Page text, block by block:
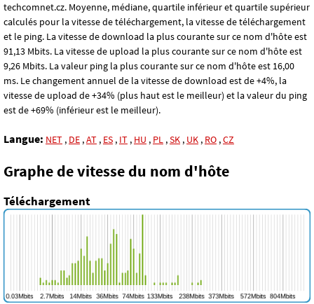
techcomnet.cz. Moyenne, médiane, quartile inférieur et quartile supérieur
calculés pour la vitesse de téléchargement, la vitesse de téléchargement
et le ping. La vitesse de download la plus courante sur ce nom d'hôte est
91,13 Mbits. La vitesse de upload la plus courante sur ce nom d'hôte est
9,26 Mbits. La valeur ping la plus courante sur ce nom d'hôte est 16,00
ms. Le changement annuel de la vitesse de download est de +4%, la
vitesse de upload de +34% (plus haut est le meilleur) et la valeur du ping
est de +69% (inférieur est le meilleur).
Langue: NET , DE ,AT , ES , IT , HU , PL ,SK , UK , RO ,CZ
Graphe de vitesse du nom d'hôte
Téléchargement